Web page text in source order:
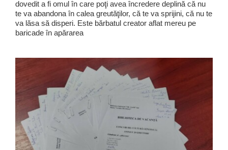
dovedit a fi omul în care poţi avea încredere deplină că nu
te va abandona în calea greutăţilor, că te va sprijini, că nu te
va lăsa să disperi. Este bărbatul creator aflat mereu pe
baricade în apărarea